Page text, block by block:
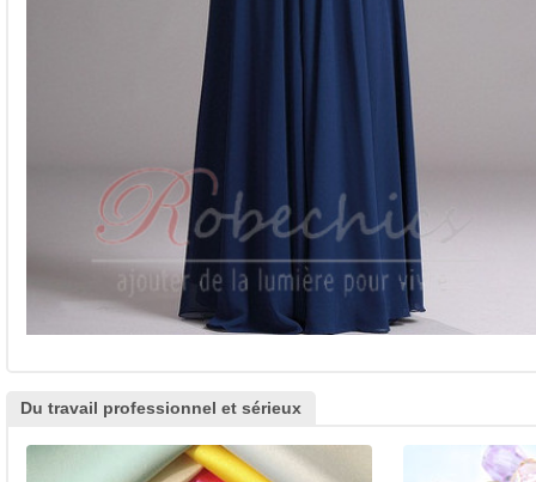
Du travail professionnel et sérieux